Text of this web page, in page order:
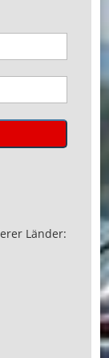
Länder: